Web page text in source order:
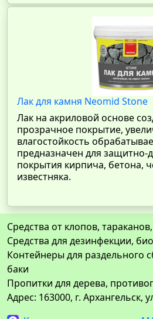
Лак для камня Neomid Stone
Лак на акриловой основе
прозрачное покрытие,
влагостойкость
предназначен для защитно-
покрытия кирпича, бетона,
известняка.
Средства от клопов,
Средства для дезинфекции,
Контейнеры для раздельного
баки
Пропитки для дерева,
Адрес: 163000, г. Архангельск,